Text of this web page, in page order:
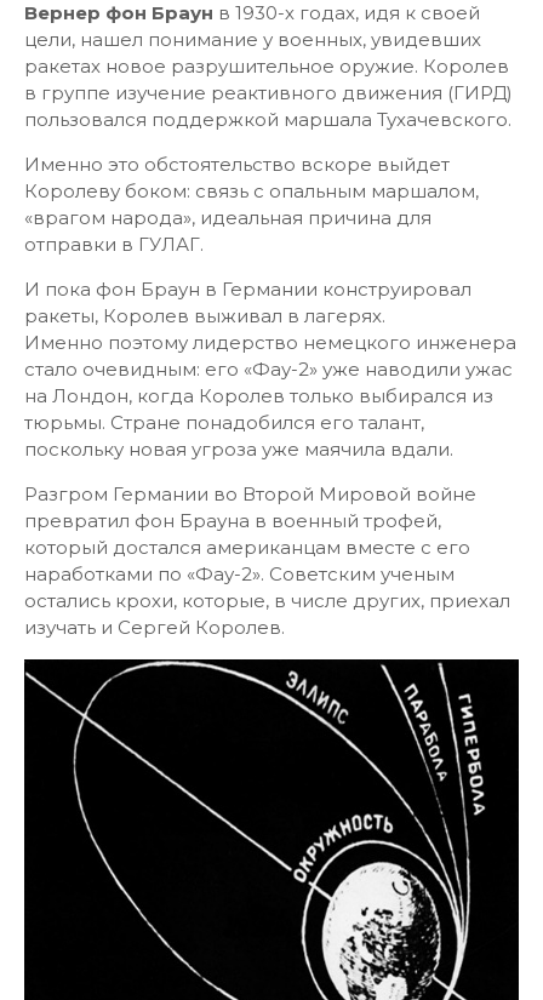
Вернер фон Браун в 1930-х годах, идя к своей
цели, нашел понимание у военных, увидевших
ракетах новое разрушительное оружие. Королев
в группе изучение реактивного движения (ГИРД)
пользовался поддержкой маршала Тухачевского.
Именно это обстоятельство вскоре выйдет
Королеву боком: связь с опальным маршалом,
«врагом народа», идеальная причина для
отправки в ГУЛАГ.
И пока фон Браун в Германии конструировал
ракеты, Королев выживал в лагерях.
Именно поэтому лидерство немецкого инженера
стало очевидным: его «Фау-2» уже наводили ужас
на Лондон, когда Королев только выбирался из
тюрьмы. Стране понадобился его талант,
поскольку новая угроза уже маячила вдали.
Разгром Германии во Второй Мировой войне
превратил фон Брауна в военный трофей,
который достался американцам вместе с его
наработками по «Фау-2». Советским ученым
остались крохи, которые, в числе других, приехал
изучать и Сергей Королев.